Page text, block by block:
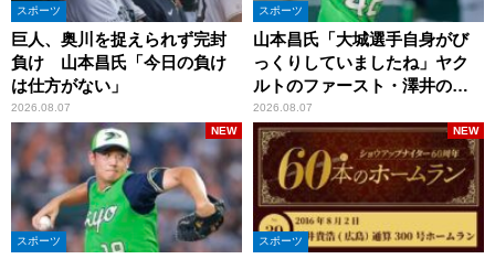
スポーツ
巨人、奥川を捉えられず完封
負け 山本昌氏「今日の負け
は仕方がない」
2026.08.07
スポーツ
山本昌氏「大城選手自身がび
っくりしていましたね」ヤク
ルトのファースト・澤井の判
断を評価
2026.08.07
スポーツ
NEW
スポーツ
NEW